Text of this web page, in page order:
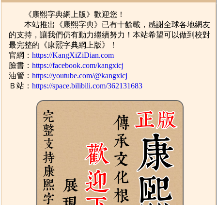
《康熙字典網上版》歡迎您！
本站推出《康熙字典》已有十餘載，感謝全球各地網友
的支持，讓我們仍有動力繼續努力！本站希望可以做到校對
最完整的《康熙字典網上版》！
官網：https://KangXiZiDian.com
臉書：https://facebook.com/kangxicj
油管：https://youtube.com/@kangxicj
Ｂ站：https://space.bilibili.com/362131683